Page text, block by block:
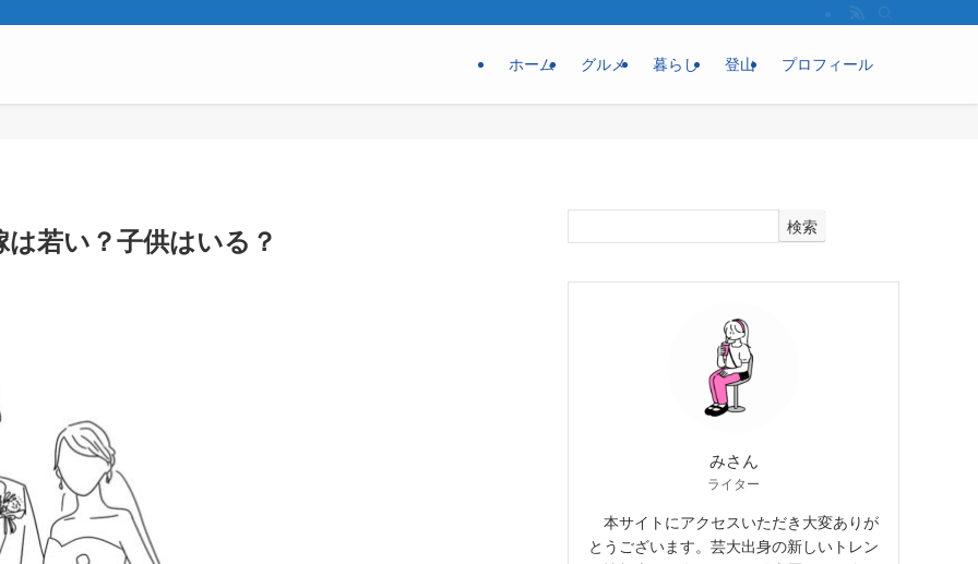
ホーム グルメ 暮らし 登山 プロフィール
若い？子供はいる？ 検索
みさん
ライター
本サイトにアクセスいただき大変ありが
とうございます。芸大出身の新しいトレン